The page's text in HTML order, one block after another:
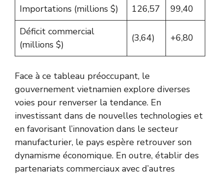
Importations (millions $) 126,57
99,40
Déficit commercial
(millions $)
(3,64) +6,80
Face à ce tableau préoccupant, le
gouvernement vietnamien explore diverses
voies pour renverser la tendance. En
investissant dans de nouvelles technologies et
en favorisant l’innovation dans le secteur
manufacturier, le pays espère retrouver son
dynamisme économique. En outre, établir des
partenariats commerciaux avec d’autres